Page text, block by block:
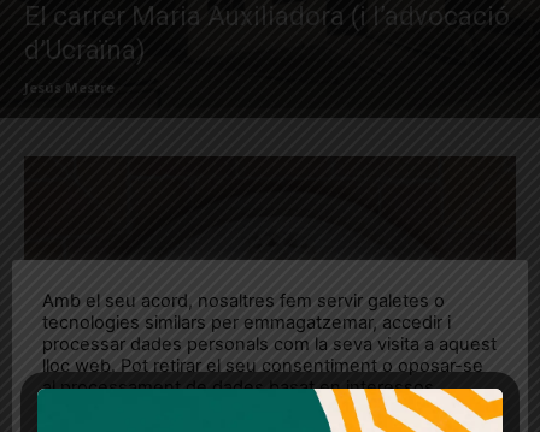
El carrer Maria Auxiliadora (i l’advocació
d’Ucraïna)
Jesús Mestre
Amb el seu acord, nosaltres fem servir galetes o
tecnologies similars per emmagatzemar, accedir i
processar dades personals com la seva visita a aquest
lloc web. Pot retirar el seu consentiment o oposar-se
al processament de dades basat en interessos
legítims en qualsevol moment fent clic a "Ajustos de